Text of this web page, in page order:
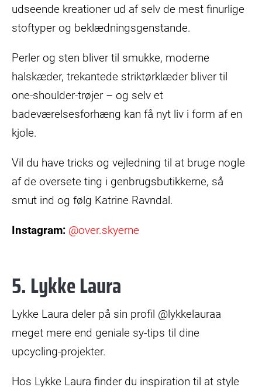
udseende kreationer ud af selv de mest finurlige
stoftyper og beklædningsgenstande.
Perler og sten bliver til smukke, moderne
halskæder, trekantede striktørklæder bliver til
one-shoulder-trøjer – og selv et
badeværelsesforhæng kan få nyt liv i form af en
kjole.
Vil du have tricks og vejledning til at bruge nogle
af de oversete ting i genbrugsbutikkerne, så
smut ind og følg Katrine Ravndal.
Instagram: @over.skyerne
5. Lykke Laura
Lykke Laura deler på sin profil @lykkelauraa
meget mere end geniale sy-tips til dine
upcycling-projekter.
Hos Lykke Laura finder du inspiration til at style